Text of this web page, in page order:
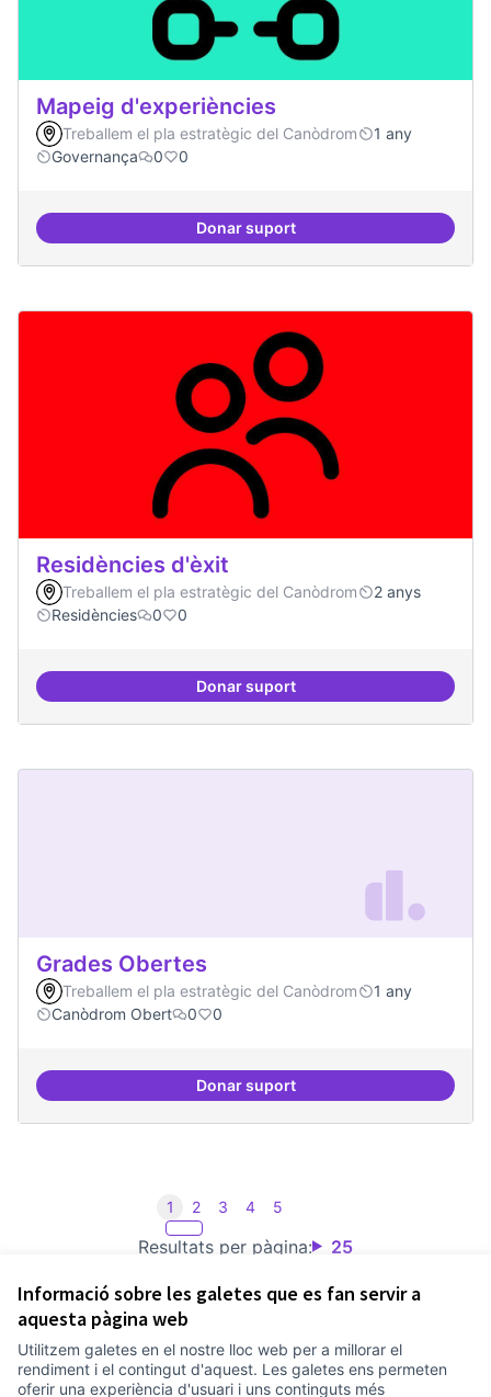
Informació sobre les galetes que es fan servir a
aquesta pàgina web
Utilitzem galetes en el nostre lloc web per a millorar el
rendiment i el contingut d'aquest. Les galetes ens permeten
oferir una experiència d'usuari i uns continguts més
Mapeig d'experiències
Treballem el pla estratègic del Canòdrom
1 any
Governança
0 0
Donar suportMapeig d'experiències
Residències d'èxit
Treballem el pla estratègic del Canòdrom
2 anys
Residències
0 0
Donar suportResidències d'èxit
Grades Obertes
Treballem el pla estratègic del Canòdrom
1 any
Canòdrom Obert
0 0
Donar suportGrades Obertes
Resultats per pàgina: 25
1 2 3 4 5
Termes i condicions d'ús
Configuració de les galetes